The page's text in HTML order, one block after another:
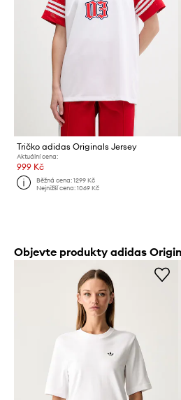
Tričko adidas Originals Jersey
Aktuální cena:
999 Kč
Běžná cena:1299 Kč
Nejnižší cena:1069 Kč
Objevte produkty adidas